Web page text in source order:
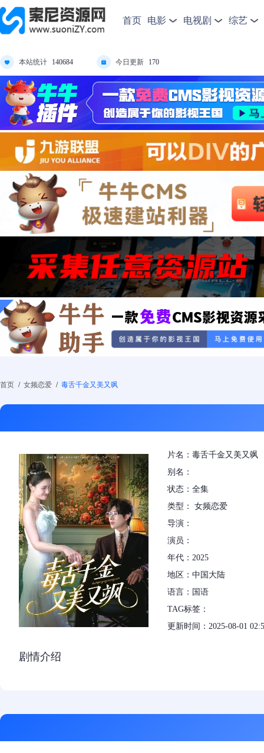
首页 电影 电视剧 综艺
本站统计 140684 今日更新 170
首页 / 女频恋爱 / 毒舌千金又美又飒
片名：毒舌千金又美又飒
别名：
状态：全集
类型： 女频恋爱
导演：
演员：
年代：2025
地区：中国大陆
语言：国语
TAG标签：
更新时间：2025-08-01
剧情介绍